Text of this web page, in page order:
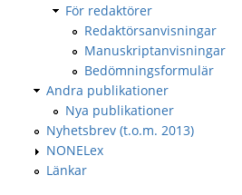
För redaktörer
Redaktörsanvisningar
Manuskriptanvisningar
Bedömningsformulär
Andra publikationer
Nya publikationer
Nyhetsbrev (t.o.m. 2013)
NONELex
Länkar